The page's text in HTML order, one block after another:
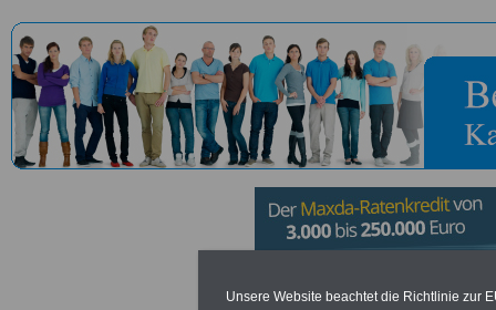
Unsere Website beachtet die Richtlinie zur